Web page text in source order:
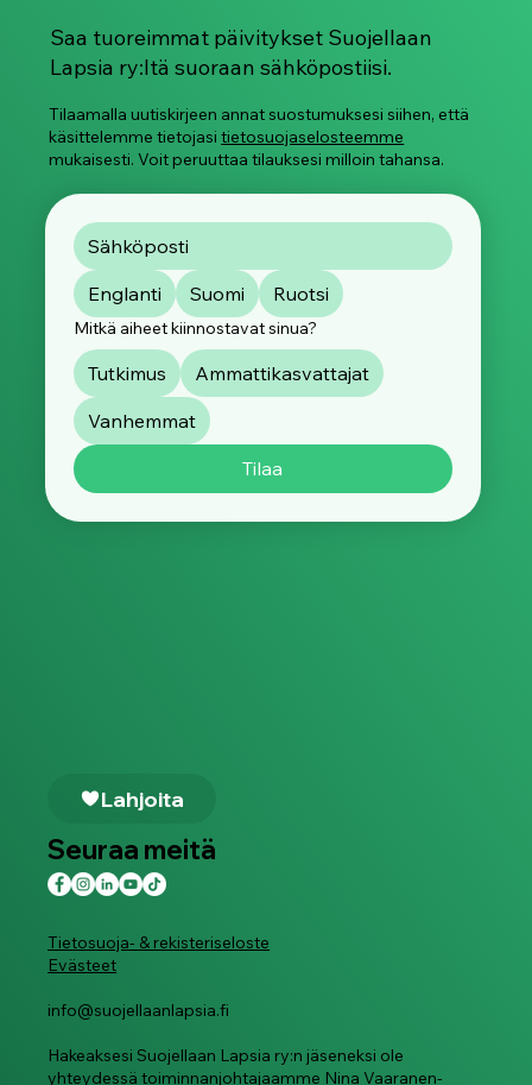
Saa tuoreimmat päivitykset Suojellaan
Lapsia ry:ltä suoraan sähköpostiisi.
Tilaamalla uutiskirjeen annat suostumuksesi siihen, että
käsittelemme tietojasitietosuojaselosteemme
mukaisesti. Voit peruuttaa tilauksesi milloin tahansa.
Tietosuoja- & rekisteriseloste
Evästeet
info@suojellaanlapsia.fi
Hakeaksesi Suojellaan Lapsia ry:n jäseneksi ole
yhteydessä toiminnanjohtajaamme Nina Vaaranen-
Englanti Suomi Ruotsi
Mitkä aiheet kiinnostavat sinua?
Tutkimus
Ammattikasvattajat
Vanhemmat
Tilaa
Lahjoita
Seuraa meitä